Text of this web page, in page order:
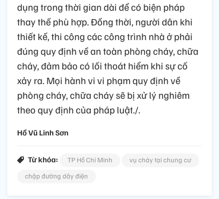
dụng trong thời gian dài để có biện pháp
thay thế phù hợp. Đồng thời, người dân khi
thiết kế, thi công các công trình nhà ở phải
đúng quy định về an toàn phòng cháy, chữa
cháy, đảm bảo có lối thoát hiểm khi sự cố
xảy ra. Mọi hành vi vi phạm quy định về
phòng cháy, chữa cháy sẽ bị xử lý nghiêm
theo quy định của pháp luật./.
Hồ Vũ Linh Sơn
Từ khóa: TP Hồ Chí Minh
vụ cháy tại chung cư
chập đường dây điện